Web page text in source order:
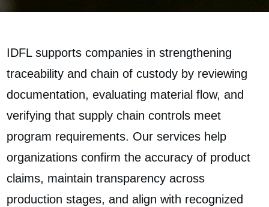
IDFL supports companies in strengthening
traceability and chain of custody by reviewing
documentation, evaluating material flow, and
verifying that supply chain controls meet
program requirements. Our services help
organizations confirm the accuracy of product
claims, maintain transparency across
production stages, and align with recognized